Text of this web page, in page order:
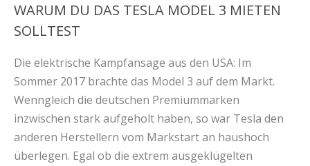
WARUM DU DAS TESLA MODEL 3 MIETEN
SOLLTEST
Die elektrische Kampfansage aus den USA: Im
Sommer 2017 brachte das Model 3 auf dem Markt.
Wenngleich die deutschen Premiummarken
inzwischen stark aufgeholt haben, so war Tesla den
anderen Herstellern vom Markstart an haushoch
überlegen. Egal ob die extrem ausgeklügelten